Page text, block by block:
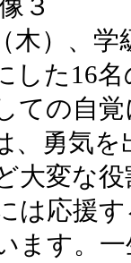
）、学
した16
ての自
勇気を
大変な
は応援
ます。